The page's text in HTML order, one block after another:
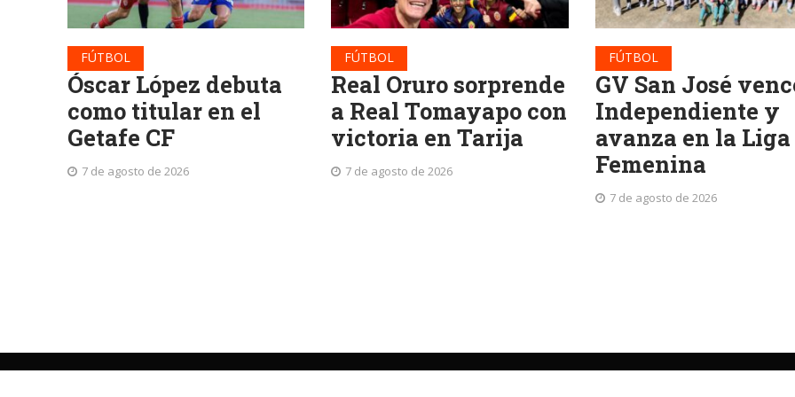
FÚTBOL
Óscar López debuta
como titular en el
Getafe CF
7 de agosto de 2026
FÚTBOL
Real Oruro sorprende
a Real Tomayapo con
victoria en Tarija
7 de agosto de 2026
FÚTBOL
GV San José
Independiente y
avanza en la Liga
Femenina
7 de agosto de 2026
©La PatriaPeriodismo independiente desde 1919